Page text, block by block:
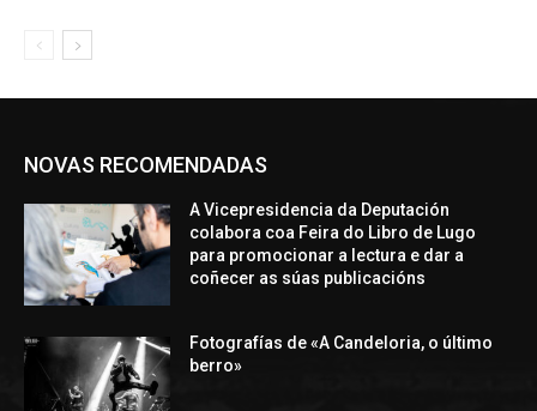
NOVAS RECOMENDADAS
A Vicepresidencia da Deputación
colabora coa Feira do Libro de Lugo
para promocionar a lectura e dar a
coñecer as súas publicacións
Fotografías de «A Candeloria, o último
berro»